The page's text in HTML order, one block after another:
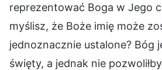
reprezentować Boga w Jego
myślisz, że Boże imię może
jednoznacznie ustalone? Bóg
święty, a jednak nie